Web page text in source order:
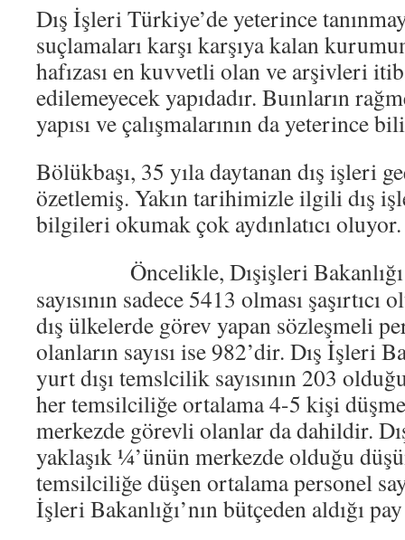
Dış İşleri Türkiye’de yeterince
suçlamaları karşı karşıya kalan
hafızası en kuvvetli olan ve arşivleri
edilemeyecek yapıdadır. Buınların
yapısı ve çalışmalarının da yeterince
Bölükbaşı, 35 yıla daytanan dış işleri
özetlemiş. Yakın tarihimizle ilgili dış
bilgileri okumak çok aydınlatıcı oluyor.
Öncelikle, Dışişleri
sayısının sadece 5413 olması şaşırtıcı
dış ülkelerde görev yapan sözleşmeli
olanların sayısı ise 982’dir. Dış İşleri
yurt dışı temslcilik sayısının 203
her temsilciliğe ortalama 4-5 kişi
merkezde görevli olanlar da dahildir.
yaklaşık ¼’ünün merkezde olduğu
temsilciliğe düşen ortalama personel
İşleri Bakanlığı’nın bütçeden aldığı